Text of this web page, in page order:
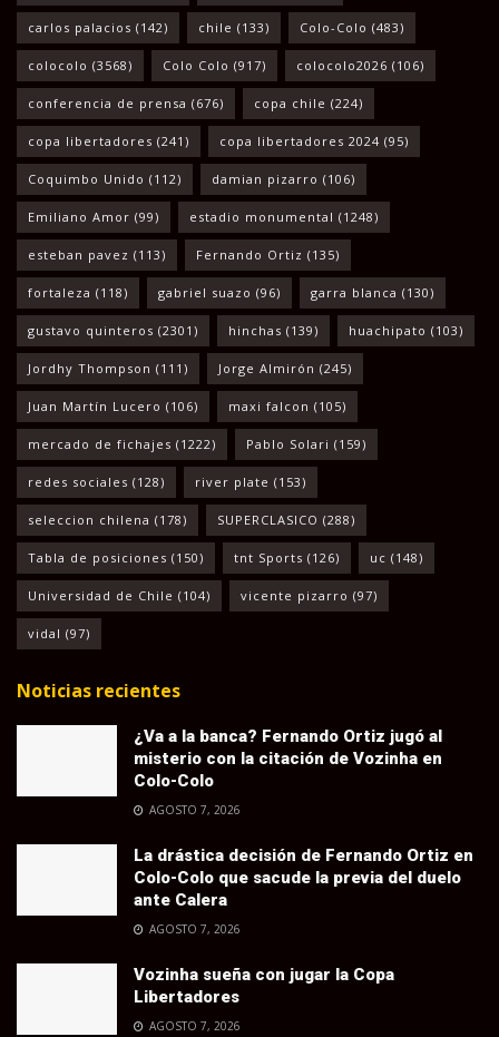
carlos palacios (142) chile (133) Colo-Colo (483)
colocolo (3568) Colo Colo (917) colocolo2026 (106)
conferencia de prensa (676) copa chile (224)
copa libertadores (241) copa libertadores 2024 (95)
Coquimbo Unido (112) damian pizarro (106)
Emiliano Amor (99) estadio monumental (1248)
esteban pavez (113) Fernando Ortiz (135)
fortaleza (118) gabriel suazo (96) garra blanca (130)
gustavo quinteros (2301) hinchas (139) huachipato (103)
Jordhy Thompson (111) Jorge Almirón (245)
Juan Martín Lucero (106) maxi falcon (105)
mercado de fichajes (1222) Pablo Solari (159)
redes sociales (128) river plate (153)
seleccion chilena (178) SUPERCLASICO (288)
Tabla de posiciones (150) tnt Sports (126) uc (148)
Universidad de Chile (104) vicente pizarro (97)
vidal (97)
Noticias recientes
¿Va a la banca? Fernando Ortiz jugó al
misterio con la citación de Vozinha en
Colo-Colo
AGOSTO 7, 2026
La drástica decisión de Fernando Ortiz en
Colo-Colo que sacude la previa del duelo
ante Calera
AGOSTO 7, 2026
Vozinha sueña con jugar la Copa
Libertadores
AGOSTO 7, 2026